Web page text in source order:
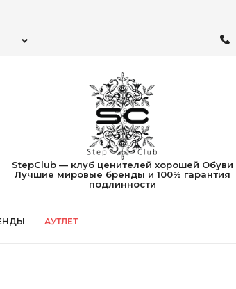
StepClub — клуб ценителей хорошей Обуви
Лучшие мировые бренды и 100% гарантия
подлинности
АУТЛЕТ